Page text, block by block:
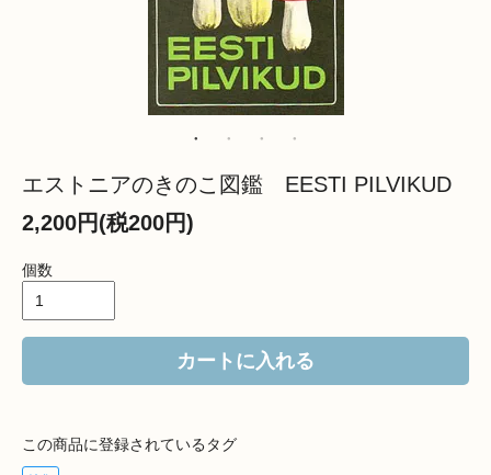
エストニアのきのこ図鑑 EESTI PILVIKUD
2,200円(税200円)
個数
カートに入れる
この商品に登録されているタグ